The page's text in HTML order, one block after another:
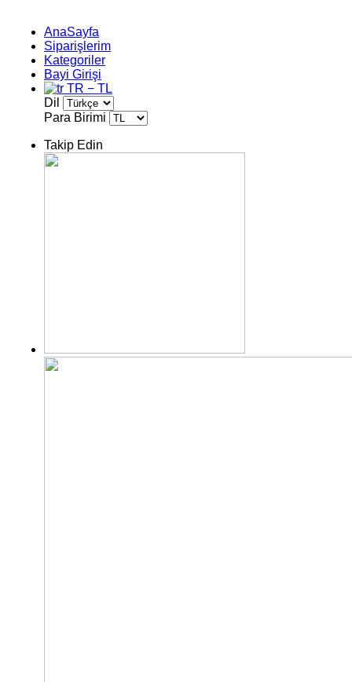
AnaSayfa
Siparişlerim
Kategoriler
Bayi Girişi
TR − TL
Dil
Para Birimi
Takip Edin